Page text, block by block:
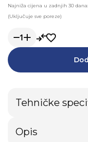
Najniža cijena u zadnjih 30
(Uključuje sve poreze)
1
Tehničke
Opis